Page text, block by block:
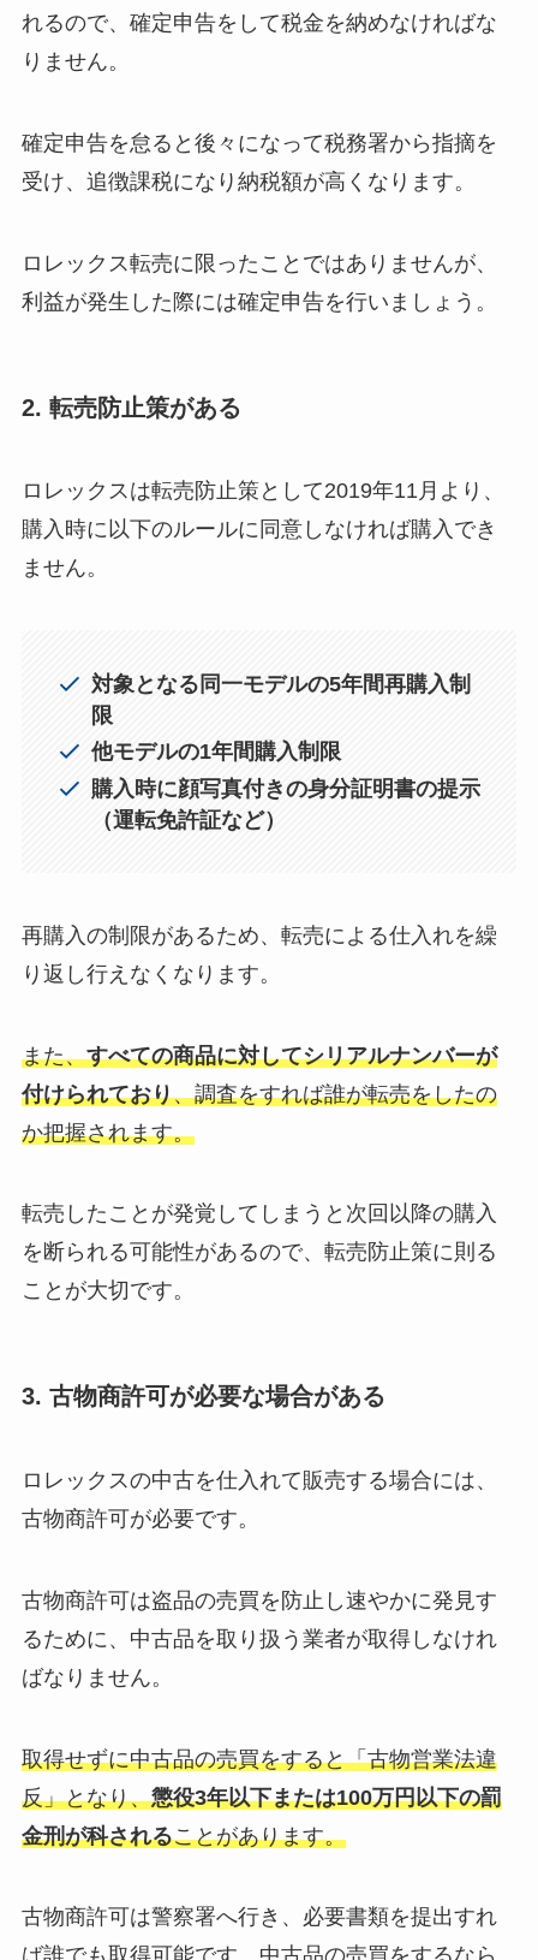
れるので、確定申告をして税金を納めなければな
りません。
確定申告を怠ると後々になって税務署から指摘を
受け、追徴課税になり納税額が高くなります。
ロレックス転売に限ったことではありませんが、
利益が発生した際には確定申告を行いましょう。
2. 転売防止策がある
ロレックスは転売防止策として2019年11月より、
購入時に以下のルールに同意しなければ購入でき
ません。
対象となる同一モデルの5年間再購入制
限
他モデルの1年間購入制限
購入時に顔写真付きの身分証明書の提示
（運転免許証など）
再購入の制限があるため、転売による仕入れを繰
り返し行えなくなります。
また、すべての商品に対してシリアルナンバーが
付けられており、調査をすれば誰が転売をしたの
か把握されます。
転売したことが発覚してしまうと次回以降の購入
を断られる可能性があるので、転売防止策に則る
ことが大切です。
3. 古物商許可が必要な場合がある
ロレックスの中古を仕入れて販売する場合には、
古物商許可が必要です。
古物商許可は盗品の売買を防止し速やかに発見す
るために、中古品を取り扱う業者が取得しなけれ
ばなりません。
取得せずに中古品の売買をすると「古物営業法違
反」となり、懲役3年以下または100万円以下の罰
金刑が科されることがあります。
古物商許可は警察署へ行き、必要書類を提出すれ